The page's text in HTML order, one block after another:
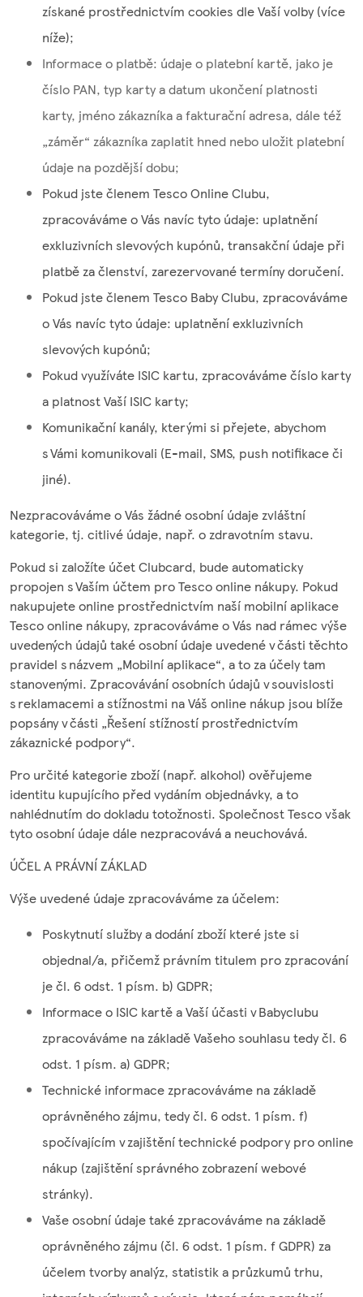
získané prostřednictvím cookies dle Vaší volby (více
níže);
Informace o platbě: údaje o platební kartě, jako je
číslo PAN, typ karty a datum ukončení platnosti
karty, jméno zákazníka a fakturační adresa, dále též
„záměr“ zákazníka zaplatit hned nebo uložit platební
údaje na pozdější dobu;
Pokud jste členem Tesco Online Clubu,
zpracováváme o Vás navíc tyto údaje: uplatnění
exkluzivních slevových kupónů, transakční údaje při
platbě za členství, zarezervované termíny doručení.
Pokud jste členem Tesco Baby Clubu, zpracováváme
o Vás navíc tyto údaje: uplatnění exkluzivních
slevových kupónů;
Pokud využíváte ISIC kartu, zpracováváme číslo karty
a platnost Vaší ISIC karty;
Komunikační kanály, kterými si přejete, abychom
s Vámi komunikovali (E-mail, SMS, push notifikace či
jiné).
Nezpracováváme o Vás žádné osobní údaje zvláštní
kategorie, tj. citlivé údaje, např. o zdravotním stavu.
Pokud si založíte účet Clubcard, bude automaticky
propojen s Vaším účtem pro Tesco online nákupy. Pokud
nakupujete online prostřednictvím naší mobilní aplikace
Tesco online nákupy, zpracováváme o Vás nad rámec výše
uvedených údajů také osobní údaje uvedené v části těchto
pravidel s názvem „Mobilní aplikace“, a to za účely tam
stanovenými. Zpracovávání osobních údajů v souvislosti
s reklamacemi a stížnostmi na Váš online nákup jsou blíže
popsány v části „Řešení stížností prostřednictvím
zákaznické podpory“.
Pro určité kategorie zboží (např. alkohol) ověřujeme
identitu kupujícího před vydáním objednávky, a to
nahlédnutím do dokladu totožnosti. Společnost Tesco však
tyto osobní údaje dále nezpracovává a neuchovává.
ÚČEL A PRÁVNÍ ZÁKLAD
Výše uvedené údaje zpracováváme za účelem:
Poskytnutí služby a dodání zboží které jste si
objednal/a, přičemž právním titulem pro zpracování
je čl. 6 odst. 1 písm. b) GDPR;
Informace o ISIC kartě a Vaší účasti v Babyclubu
zpracováváme na základě Vašeho souhlasu tedy čl. 6
odst. 1 písm. a) GDPR;
Technické informace zpracováváme na základě
oprávněného zájmu, tedy čl. 6 odst. 1 písm. f)
spočívajícím v zajištění technické podpory pro online
nákup (zajištění správného zobrazení webové
stránky).
Vaše osobní údaje také zpracováváme na základě
oprávněného zájmu (čl. 6 odst. 1 písm. f GDPR) za
účelem tvorby analýz, statistik a průzkumů trhu,